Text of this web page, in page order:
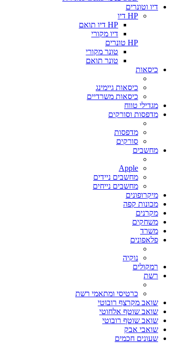
דיו וטונרים
HP דיו
HP דיו תואם
דיו מקורי
HP טונרים
טונר מקורי
טונר תואם
כיסאות
כיסאות גיימינג
כיסאות משרדיים
מגדילי טווח
מדפסות וסורקים
מדפסות
סורקים
מחשבים
Apple
מחשבים ניידים
מחשבים נייחים
מיקרופונים
מכונות קפה
מקרנים
משחקים
משרד
פלאפונים
נוקיה
רמקולים
רשת
כרטיסי ומתאמי רשת
שואב מקרצף רובוטי
שואב שוטף אלחוטי
שואב שוטף רובוטי
שואבי אבק
שעונים חכמים